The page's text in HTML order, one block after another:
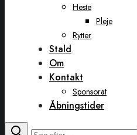
Heste
Pleje
Rytter
Stald
Om
Kontakt
Sponsorat
Åbningstider